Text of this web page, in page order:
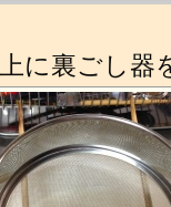
に裏ごし器